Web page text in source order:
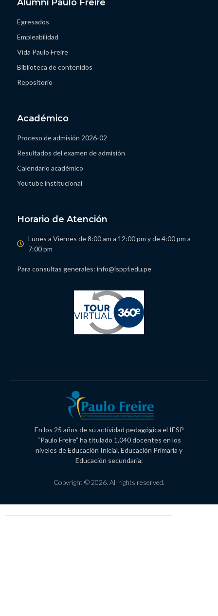
Alumni Paulo Freire
Egresados
Empleabilidad
Vida Paulo Freire
Biblioteca de contenidos
Repositorio
Académico
Proceso de admisión 2026-02
Resultados del examen de admisión
Calendario académico
Youtube institucional
Horario de Atención
Lunes a Viernes de 8:00 am a 12:00 pm y de 4:00 pm a
7:00 pm
Para consultas generales: info@isppf.edu.pe
En los 25 años de su actividad pedagógica el IESP
“Paulo Freire” ha titulado 1,040 docentes en los
niveles de Educación Inicial, Educación Primaria y
Educación secundaria:
Copyright © 2026. All rights reserved.